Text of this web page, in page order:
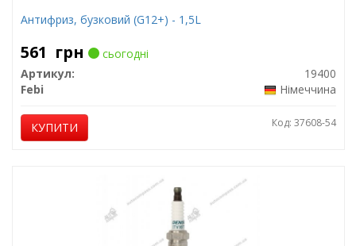
Антифриз, бузковий (G12+) - 1,5L
561 грн
сьогодні
Артикул:
19400
Febi
Німеччина
КУПИТИ Код: 37608-54